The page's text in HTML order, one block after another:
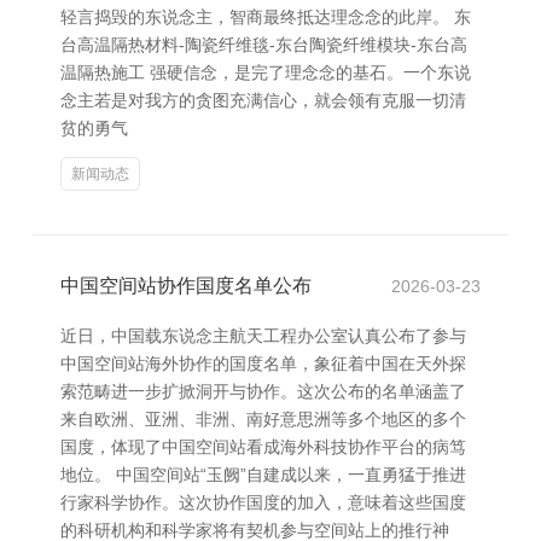
轻言捣毁的东说念主，智商最终抵达理念念的此岸。 东
台高温隔热材料-陶瓷纤维毯-东台陶瓷纤维模块-东台高
温隔热施工 强硬信念，是完了理念念的基石。一个东说
念主若是对我方的贪图充满信心，就会领有克服一切清
贫的勇气
新闻动态
中国空间站协作国度名单公布 2026-03-23
近日，中国载东说念主航天工程办公室认真公布了参与
中国空间站海外协作的国度名单，象征着中国在天外探
索范畴进一步扩掀洞开与协作。这次公布的名单涵盖了
来自欧洲、亚洲、非洲、南好意思洲等多个地区的多个
国度，体现了中国空间站看成海外科技协作平台的病笃
地位。 中国空间站“玉阙”自建成以来，一直勇猛于推进
行家科学协作。这次协作国度的加入，意味着这些国度
的科研机构和科学家将有契机参与空间站上的推行神